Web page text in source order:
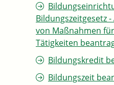
Bildungszeitgesetz
von Maßnahmen
Tätigkeiten
Bildungskredit
Bildungszeit